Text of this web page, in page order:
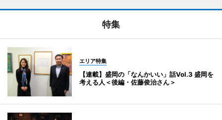
特集
エリア特集
【連載】盛岡の「なんかいい」話Vol.3 盛岡を
考える人＜後編・佐藤俊治さん＞